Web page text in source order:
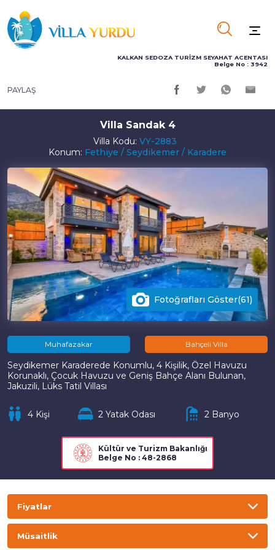
KALKAN SEDOZA TURİZM SEYAHAT ACENTASI
Belge No : 3942
PAYLAŞ
Muhafazakar Bahçeli Villa
Seydikemer Karaderede Konumlu, 4 Kişilik, Özel Havuzu
Korunaklı, Çocuk Havuzu ve Geniş Bahçe Alanı Bulunan,
Jakuzili, Lüks Tatil Villası
4 Kişi 2 Yatak Odası 2 Banyo
Kültür ve Turizm Bakanlığı
Belge No : 48-2868
Villa Sandak 4
Villa Kodu: VY-2883
Konum: Fethiye / Seydikemer / Karadere
Fotoğrafları Göster(61)
Fiyatlar
Müsaitlik